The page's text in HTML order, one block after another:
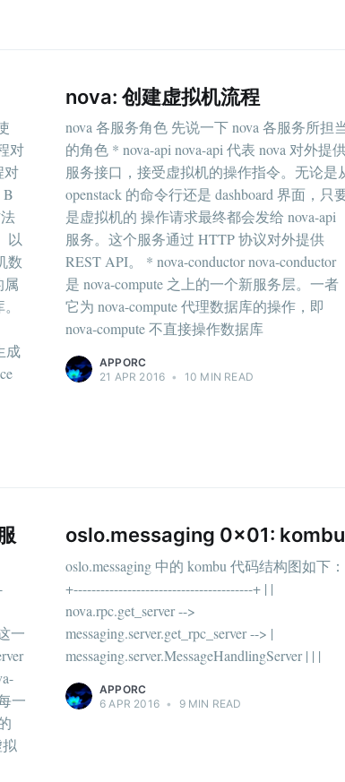
对
对
以
数
属
成
nova: 创建虚拟机流程
nova 各服务角色 先说一下 nova 各服务所担
的角色 * nova-api nova-api 代表 nova 对外提
服务接口，接受虚拟机的操作指令。无论是
openstack 的命令行还是 dashboard 界面，只
是虚拟机的 操作请求最终都会发给 nova-api
服务。这个服务通过 HTTP 协议对外提供
REST API。 * nova-conductor nova-conductor
是 nova-compute 之上的一个新服务层。一者
它为 nova-compute 代理数据库的操作，即
nova-compute 不直接操作数据库
APPORC
21 APR 2016 • 10 MIN READ
一
一
oslo.messaging 0x01: kombu
oslo.messaging 中的 kombu 代码结构图如下：
+----------------------------------------+ | |
nova.rpc.get_server -->
messaging.server.get_rpc_server --> |
messaging.server.MessageHandlingServer | | |
APPORC
6 APR 2016 • 9 MIN READ
to
to date! Get all the latest & greatest
straight to your inbox